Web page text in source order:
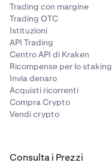
Trading con margine
Trading OTC
Istituzioni
API Trading
Centro API di Kraken
Ricompense per lo staking
Invia denaro
Acquisti ricorrenti
Compra Crypto
Vendi crypto
Consulta i Prezzi